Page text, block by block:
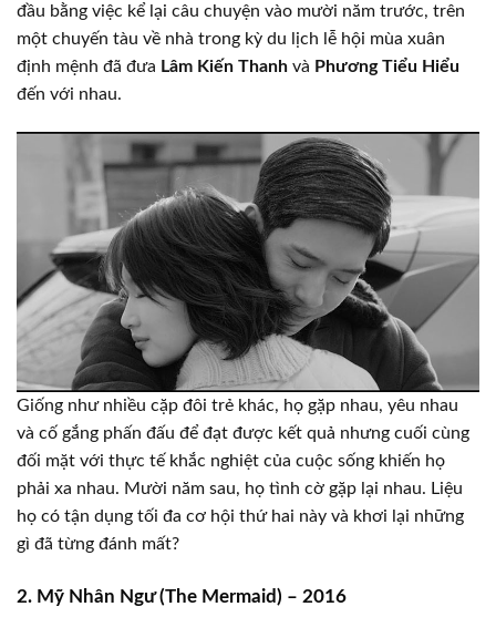
đầu bằng việc kể lại câu chuyện vào mười năm trước, trên
một chuyến tàu về nhà trong kỳ du lịch lễ hội mùa xuân
định mệnh đã đưa Lâm Kiến Thanh và Phương Tiểu Hiểu
đến với nhau.
Giống như nhiều cặp đôi trẻ khác, họ gặp nhau, yêu nhau
và cố gắng phấn đấu để đạt được kết quả nhưng cuối cùng
đối mặt với thực tế khắc nghiệt của cuộc sống khiến họ
phải xa nhau. Mười năm sau, họ tình cờ gặp lại nhau. Liệu
họ có tận dụng tối đa cơ hội thứ hai này và khơi lại những
gì đã từng đánh mất?
2. Mỹ Nhân Ngư (The Mermaid) – 2016